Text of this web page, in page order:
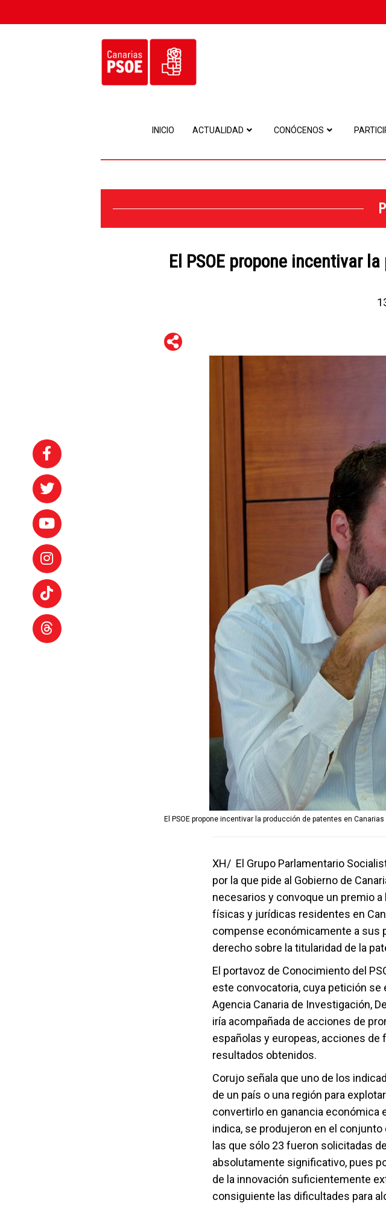
INICIO ACTUALIDAD CONÓCENOS
El PSOE propone incentivar
Telegram
El PSOE propone incentivar la producción de patentes en Canarias
XH/ El Grupo Parlamentario
por la que pide al Gobierno de
necesarios y convoque un premio
físicas y jurídicas residentes en
compense económicamente a sus
derecho sobre la titularidad de la
El portavoz de Conocimiento del
este convocatoria, cuya petición se
Agencia Canaria de Investigación,
iría acompañada de acciones de
españolas y europeas, acciones
resultados obtenidos.
Corujo señala que uno de los
de un país o una región para
convertirlo en ganancia económica
indica, se produjeron en el
las que sólo 23 fueron solicitadas
absolutamente significativo, pues
de la innovación suficientemente
consiguiente las dificultades para